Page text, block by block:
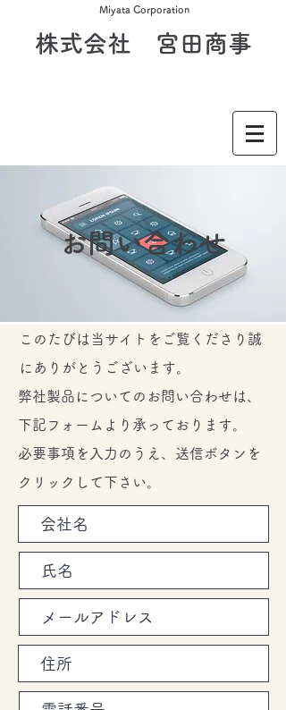
Miyata Corporation
​株式会社 宮田商事
​お問い合わせ
このたびは当サイトをご覧くださり誠
にありがとうございます。
弊社製品についてのお問い合わせは、
下記フォームより承っております。
必要事項を入力のうえ、送信ボタンを
クリックして下さい。